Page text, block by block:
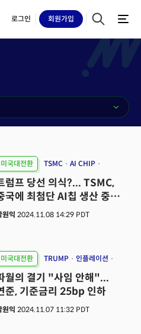
로그인 회원가입
미국대전환 TSMC
AI CHIP
ACT
럼프 당선 의식?... TSMC,
국에 최첨단 AI칩 생산 중단
보
원익 2024.11.08 14:29 PDT
미국대전환 TRUMP
인플레이션
리인하
월의 결기 "사임 안해"...
준, 기준금리 25bp 인하
원익 2024.11.07 11:32 PDT